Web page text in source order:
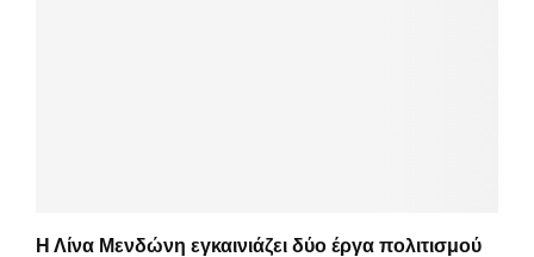
Η Λίνα Μενδώνη εγκαινιάζει δύο έργα πολιτισμού